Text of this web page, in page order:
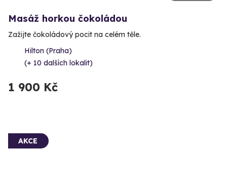
Masáž horkou čokoládou
Zažijte čokoládový pocit na celém těle.
Hilton (Praha)
(+ 10 dalších lokalit)
1 900 Kč
AKCE